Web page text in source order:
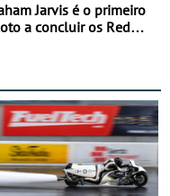
Jarvis é o primeiro
a concluir os Red